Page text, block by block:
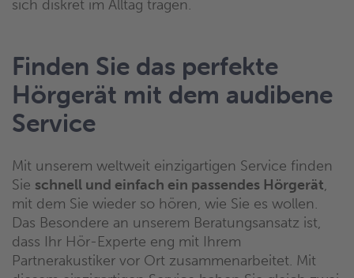
sich diskret im Alltag tragen.
Finden Sie das perfekte
Hörgerät mit dem audibene
Service
Mit unserem weltweit einzigartigen Service finden
Sie schnell und einfach ein passendes Hörgerät,
mit dem Sie wieder so hören, wie Sie es wollen.
Das Besondere an unserem Beratungsansatz ist,
dass Ihr Hör-Experte eng mit Ihrem
Partnerakustiker vor Ort zusammenarbeitet. Mit